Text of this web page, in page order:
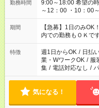
勤務時間
9:00～18:00 希望の時間帯を選べます！ ＜シフト例＞ ・8：30
～12：00 ・10：00
22：00 ・22：00～
期間
【急募】1日のみ
内での勤務もＯＫで
特徴 週1日からOK / 日払
業・WワークOK / 服
集 / 電話対応なし /
気になる！